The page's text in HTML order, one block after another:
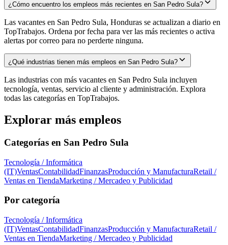
¿Cómo encuentro los empleos más recientes en San Pedro Sula?
Las vacantes en San Pedro Sula, Honduras se actualizan a diario en
TopTrabajos. Ordena por fecha para ver las más recientes o activa
alertas por correo para no perderte ninguna.
¿Qué industrias tienen más empleos en San Pedro Sula?
Las industrias con más vacantes en San Pedro Sula incluyen
tecnología, ventas, servicio al cliente y administración. Explora
todas las categorías en TopTrabajos.
Explorar más empleos
Categorías en San Pedro Sula
Tecnología / Informática
(IT)VentasContabilidadFinanzasProducción y ManufacturaRetail /
Ventas en TiendaMarketing / Mercadeo y Publicidad
Por categoría
Tecnología / Informática
(IT)VentasContabilidadFinanzasProducción y ManufacturaRetail /
Ventas en TiendaMarketing / Mercadeo y Publicidad